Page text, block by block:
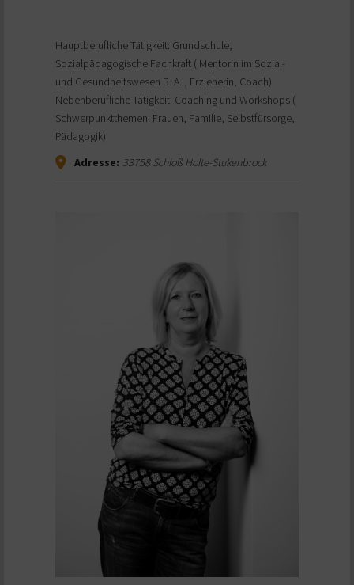
Hauptberufliche Tätigkeit: Grundschule,
Sozialpädagogische Fachkraft ( Mentorin im Sozial-
und Gesundheitswesen B. A. , Erzieherin, Coach)
Nebenberufliche Tätigkeit: Coaching und Workshops (
Schwerpunktthemen: Frauen, Familie, Selbstfürsorge,
Pädagogik)
Adresse: 33758Schloß Holte-Stukenbrock